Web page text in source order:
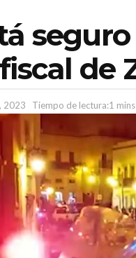
de
2023 Tiempo de lectura:1